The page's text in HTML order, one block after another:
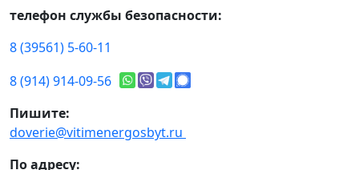
телефон службы безопасности:
8 (39561) 5-60-11
8 (914) 914-09-56
Пишите:
doverie@vitimenergosbyt.ru
По адресу: